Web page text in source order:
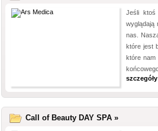
Jeśli ktoś
wyglądają
nas.
które jest
które nam
Call of Beauty DAY SPA »